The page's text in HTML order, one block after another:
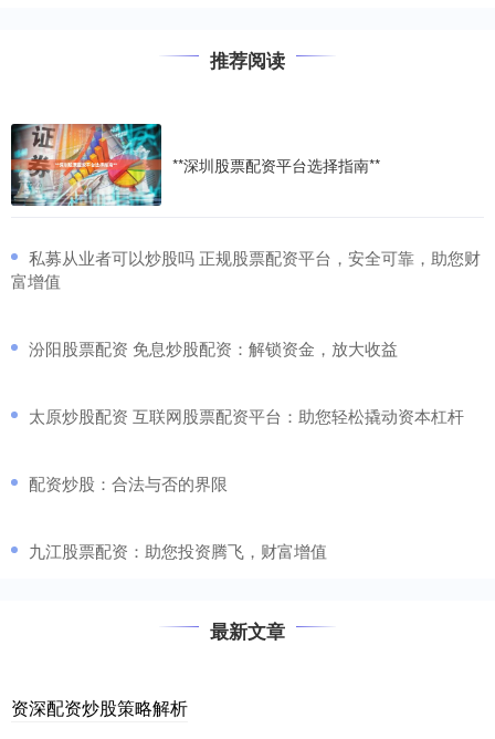
推荐阅读
**深圳股票配资平台选择指南**
​私募从业者可以炒股吗 正规股票配资平台，安全可靠，助您财
富增值
​汾阳股票配资 免息炒股配资：解锁资金，放大收益
​太原炒股配资 互联网股票配资平台：助您轻松撬动资本杠杆
​配资炒股：合法与否的界限
​九江股票配资：助您投资腾飞，财富增值
最新文章
资深配资炒股策略解析